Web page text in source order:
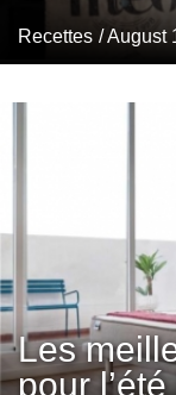
Recettes / August
Les
pour